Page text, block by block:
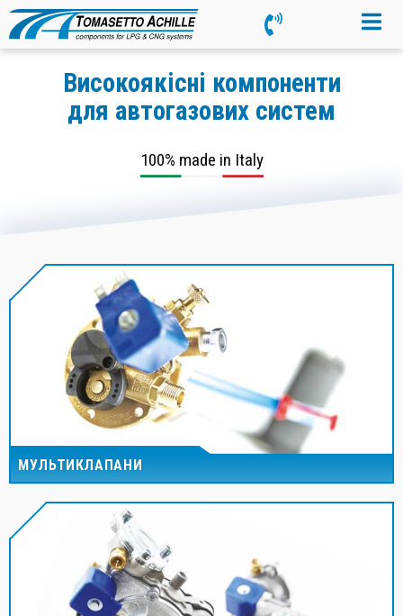
Високоякісні компоненти
для автогазових систем
100% made in Italy
МУЛЬТИКЛАПАНИ